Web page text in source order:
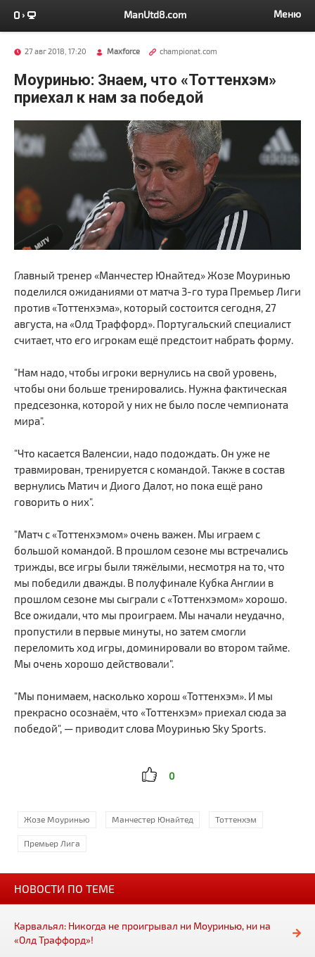
ManUtd8.com Меню
27 авг 2018, 17:20 Maxforce championat.com
Моуринью: Знаем, что «Тоттенхэм»
приехал к нам за победой
Главный тренер «Манчестер Юнайтед» Жозе Моуринью
поделился ожиданиями от матча 3-го тура Премьер Лиги
против «Тоттенхэма», который состоится сегодня, 27
августа, на «Олд Траффорд». Португальский специалист
считает, что его игрокам ещё предстоит набрать форму.
"Нам надо, чтобы игроки вернулись на свой уровень,
чтобы они больше тренировались. Нужна фактическая
предсезонка, которой у них не было после чемпионата
мира".
"Что касается Валенсии, надо подождать. Он уже не
травмирован, тренируется с командой. Также в состав
вернулись Матич и Диого Далот, но пока ещё рано
говорить о них".
"Матч с «Тоттенхэмом» очень важен. Мы играем с
большой командой. В прошлом сезоне мы встречались
трижды, все игры были тяжёлыми, несмотря на то, что
мы победили дважды. В полуфинале Кубка Англии в
прошлом сезоне мы сыграли с «Тоттенхэмом» хорошо.
Все ожидали, что мы проиграем. Мы начали неудачно,
пропустили в первые минуты, но затем смогли
переломить ход игры, доминировали во втором тайме.
Мы очень хорошо действовали".
"Мы понимаем, насколько хорош «Тоттенхэм». И мы
прекрасно осознаём, что «Тоттенхэм» приехал сюда за
победой", — приводит слова Моуринью Sky Sports.
0
Жозе Моуринью Манчестер Юнайтед Тоттенхэм
Премьер Лига
НОВОСТИ ПО ТЕМЕ
Карвальял: Никогда не проигрывал ни Моуринью, ни на
«Олд Траффорд»!